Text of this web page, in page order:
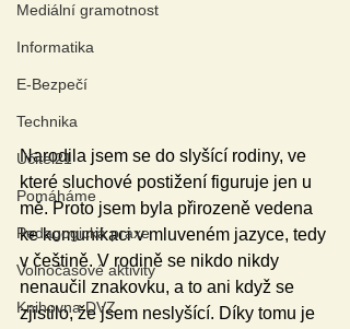
Mediální gramotnost
Informatika
E-Bezpečí
Technika
Učitel21
Pomáháme
Pedagogická praxe
Volnočasové aktivity
Knihovna DVZ
Narodila jsem se do slyšící rodiny, ve
které sluchové postižení figuruje jen u
mě. Proto jsem byla přirozeně vedena
ke komunikaci v mluveném jazyce, tedy
v češtině. V rodině se nikdo nikdy
nenaučil znakovku, a to ani když se
zjistilo, že jsem neslyšící. Díky tomu je